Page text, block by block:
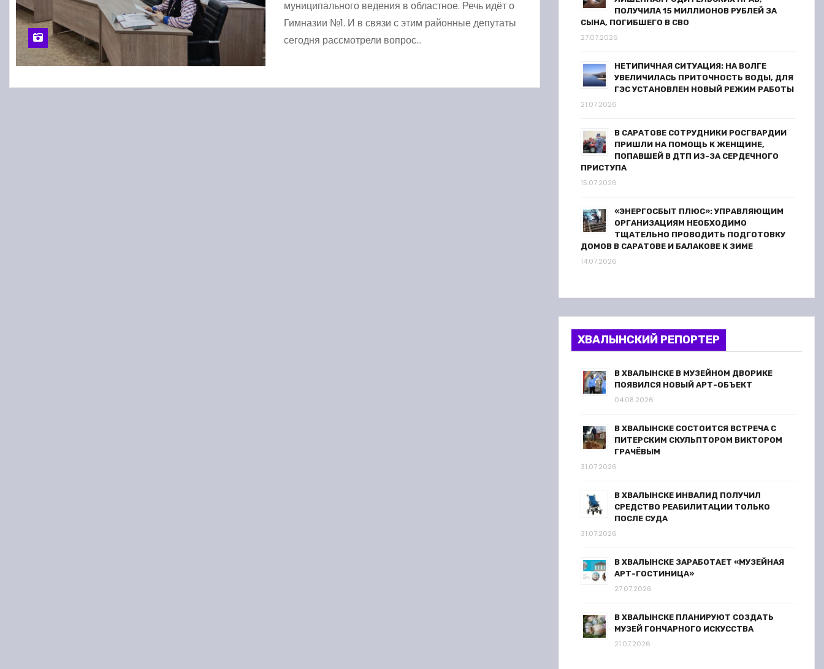
муниципального ведения в областное. Речь идёт о
Гимназии №1. И в связи с этим районные депутаты
сегодня рассмотрели вопрос…
ПОЛУЧИЛА 15 МИЛЛИОНОВ РУБЛЕЙ ЗА
СЫНА, ПОГИБШЕГО В СВО
27.07.2026
НЕТИПИЧНАЯ СИТУАЦИЯ: НА ВОЛГЕ
УВЕЛИЧИЛАСЬ ПРИТОЧНОСТЬ ВОДЫ, ДЛЯ
ГЭС УСТАНОВЛЕН НОВЫЙ РЕЖИМ РАБОТЫ
21.07.2026
В САРАТОВЕ СОТРУДНИКИ РОСГВАРДИИ
ПРИШЛИ НА ПОМОЩЬ К ЖЕНЩИНЕ,
ПОПАВШЕЙ В ДТП ИЗ-ЗА СЕРДЕЧНОГО
ПРИСТУПА
15.07.2026
«ЭНЕРГОСБЫТ ПЛЮС»: УПРАВЛЯЮЩИМ
ОРГАНИЗАЦИЯМ НЕОБХОДИМО
ТЩАТЕЛЬНО ПРОВОДИТЬ ПОДГОТОВКУ
ДОМОВ В САРАТОВЕ И БАЛАКОВЕ К ЗИМЕ
14.07.2026
ХВАЛЫНСКИЙ РЕПОРТЕР
В ХВАЛЫНСКЕ В МУЗЕЙНОМ ДВОРИКЕ
ПОЯВИЛСЯ НОВЫЙ АРТ-ОБЪЕКТ
04.08.2026
В ХВАЛЫНСКЕ СОСТОИТСЯ ВСТРЕЧА С
ПИТЕРСКИМ СКУЛЬПТОРОМ ВИКТОРОМ
ГРАЧЁВЫМ
31.07.2026
В ХВАЛЫНСКЕ ИНВАЛИД ПОЛУЧИЛ
СРЕДСТВО РЕАБИЛИТАЦИИ ТОЛЬКО
ПОСЛЕ СУДА
31.07.2026
В ХВАЛЫНСКЕ ЗАРАБОТАЕТ «МУЗЕЙНАЯ
АРТ-ГОСТИНИЦА»
27.07.2026
В ХВАЛЫНСКЕ ПЛАНИРУЮТ СОЗДАТЬ
МУЗЕЙ ГОНЧАРНОГО ИСКУССТВА
21.07.2026